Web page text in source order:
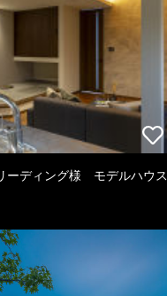
ーディング様 モデルハウス